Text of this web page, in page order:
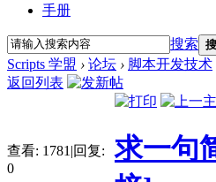
手册
搜索
Scripts 学盟 › 论坛 › 脚本开发技术
返回列表
查看: 1781 |回复:
0
求一句